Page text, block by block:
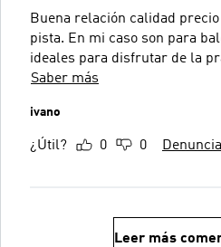
Buena relación calidad
pista. En mi caso son para
ideales para disfrutar de la
Saber más
ivano
¿Útil? 0 0
Leer más